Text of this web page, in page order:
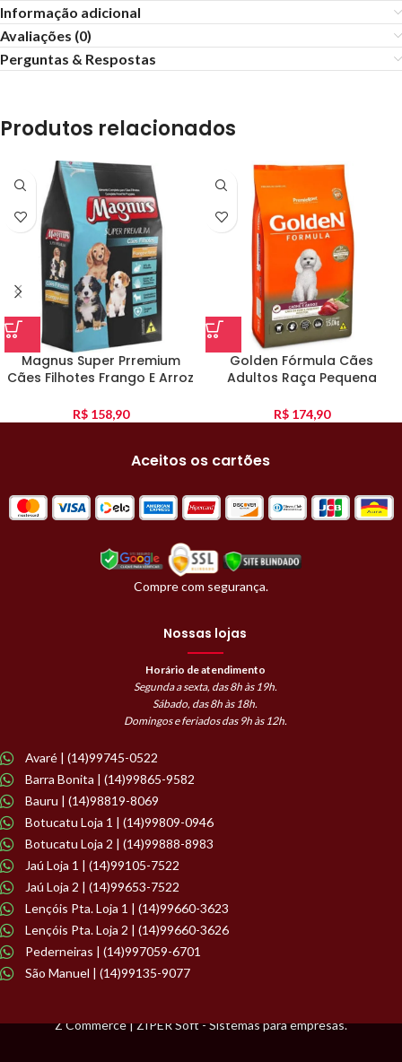
Informação adicional
Avaliações (0)
Perguntas & Respostas
Produtos relacionados
Magnus Super Prremium
Cães Filhotes Frango E Arroz
R$158,90
Golden Fórmula Cães
Adultos Raça Pequena
R$174,90
Aceitos os cartões
Compre com segurança.
Nossas lojas
Horário de atendimento
Segunda a sexta, das 8h às 19h.
Sábado, das 8h às 18h.
Domingos e feriados das 9h às 12h.
Avaré | (14)99745-0522
Barra Bonita | (14)99865-9582
Bauru | (14)98819-8069
Botucatu Loja 1 | (14)99809-0946
Botucatu Loja 2 | (14)99888-8983
Jaú Loja 1 | (14)99105-7522
Jaú Loja 2 | (14)99653-7522
Lençóis Pta. Loja 1 | (14)99660-3623
Lençóis Pta. Loja 2 | (14)99660-3626
Pederneiras | (14)997059-6701
São Manuel | (14)99135-9077
Z Commerce | ZIPER Soft - Sistemas para empresas.